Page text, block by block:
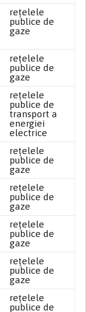
reţelele
publice de
gaze
reţelele
publice de
gaze
reţelele
publice de
transport a
energiei
electrice
reţelele
publice de
gaze
reţelele
publice de
gaze
reţelele
publice de
gaze
reţelele
publice de
gaze
reţelele
publice de